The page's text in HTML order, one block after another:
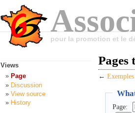
pour la promotion et le
←
Page:
Views
Page
Discussion
View source
History